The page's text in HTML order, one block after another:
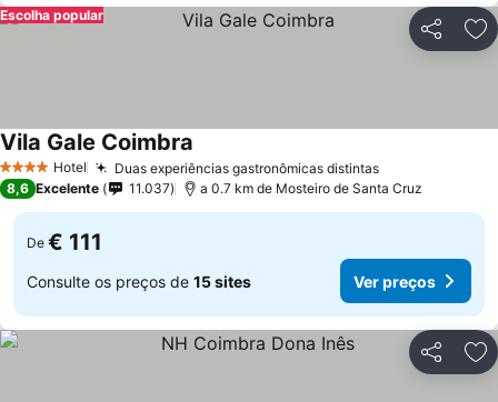
Partilhar
Escolha popular
4 EstrelasHotel Duas experiências gastronômicas distintasVer preços
Vila Gale Coimbra
8,6 Excelente 11.037 a 0.7 km de Mosteiro de Santa Cruz
De € 111
Consulte os preços de 15 sites Ver preços
Partilhar